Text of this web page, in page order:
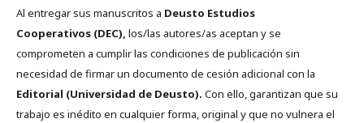
Al entregar sus manuscritos a Deusto Estudios
Cooperativos (DEC), los/las autores/as aceptan y se
comprometen a cumplir las condiciones de publicación sin
necesidad de firmar un documento de cesión adicional con la
Editorial (Universidad de Deusto). Con ello, garantizan que su
trabajo es inédito en cualquier forma, original y que no vulnera el